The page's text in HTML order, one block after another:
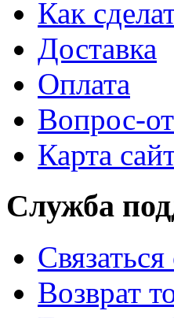
Как
Доставка
Оплата
Вопрос-
Карта
Служба
Возврат